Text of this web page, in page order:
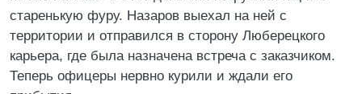
старенькую фуру. Назаров выехал на ней с
территории и отправился в сторону Люберецкого
карьера, где была назначена встреча с заказчиком.
Теперь офицеры нервно курили и ждали его